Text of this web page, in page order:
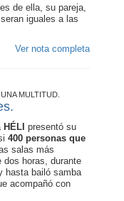
de ella, su pareja,
iguales a las
Ver nota completa
MULTITUD.
HÉLI presentó su
400 personas que
salas más
dos horas, durante
hasta bailó samba
acompañó con